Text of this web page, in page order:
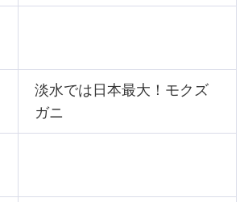
淡水では日本最大！モクズ
ガニ